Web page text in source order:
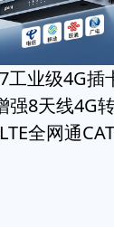
工业级4G
强8天线4G
全网通